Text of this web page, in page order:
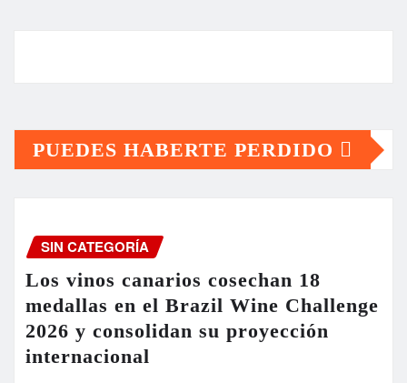
PUEDES HABERTE PERDIDO
SIN CATEGORÍA
Los vinos canarios cosechan 18
medallas en el Brazil Wine Challenge
2026 y consolidan su proyección
internacional